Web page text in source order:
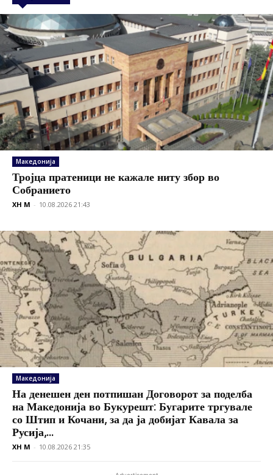
Македонија
Тројца пратеници не кажале ниту збор во
Собранието
XH M - 10.08.2026 21:43
Македонија
На денешен ден потпишан Договорот за поделба
на Македонија во Букурешт: Бугарите тргувале
со Штип и Кочани, за да ја добијат Кавала за
Русија,...
XH M - 10.08.2026 21:35